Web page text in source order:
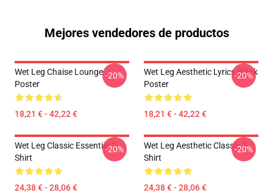
Mejores vendedores de productos
Wet Leg Chaise Lounge
Poster
18,21 € - 42,22 €
-20%
Wet Leg Aesthetic Lyrics Black
Poster
18,21 € - 42,22 €
-20%
Wet Leg Classic Essential T-
Shirt
24,38 € - 28,06 €
-20%
Wet Leg Aesthetic Classic T-
Shirt
24,38 € - 28,06 €
-20%